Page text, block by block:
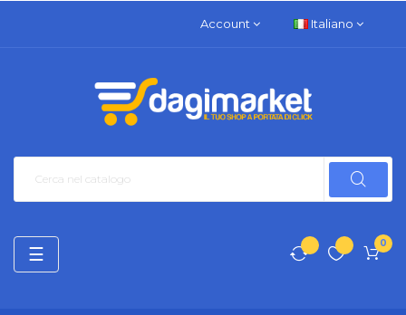
Account Italiano
0
navigazione
Toggle
☰